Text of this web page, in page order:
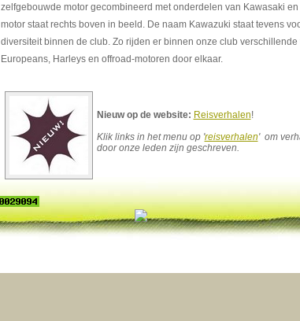
zelfgebouwde motor gecombineerd met onderdelen van Kawasaki en
motor staat rechts boven in beeld. De naam Kawazuki staat tevens
diversiteit binnen de club. Zo rijden er binnen onze club
Europeans, Harleys en offroad-motoren door elkaar.
Nieuw op de website: Reisverhalen!
Klik links in het menu op 'reisverhalen' om
door onze leden zijn geschreven.